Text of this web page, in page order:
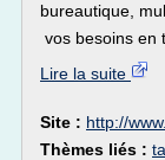
bureautique,
vos besoins en
Lire la suite
Site : http://
Thèmes liés :